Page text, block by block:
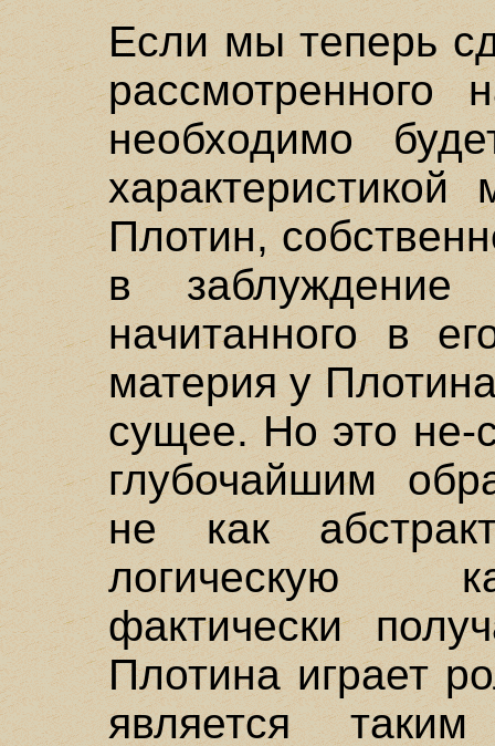
Если мы теперь
необходимо
Плотин,
в заблуждение
начитанного в
материя у
сущее. Но это не-
глубочайшим
не как
логическую
фактически
Плотина играет
является